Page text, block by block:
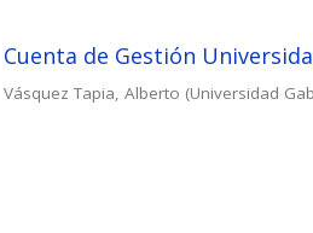
Cuenta de Gestión
Vásquez Tapia, Alberto (Universidad